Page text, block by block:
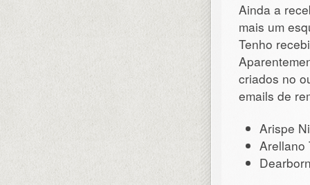
Ainda a
mais um
Tenho
criados no
emails de
Arispe
Arellano